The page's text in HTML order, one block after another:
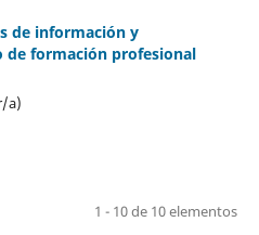
de información y
de formación profesional
a)
1 - 10 de 10 elementos